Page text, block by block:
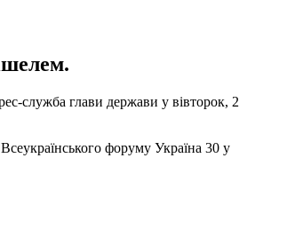
служба глави держави у вівторок, 2
форуму Україна 30 у